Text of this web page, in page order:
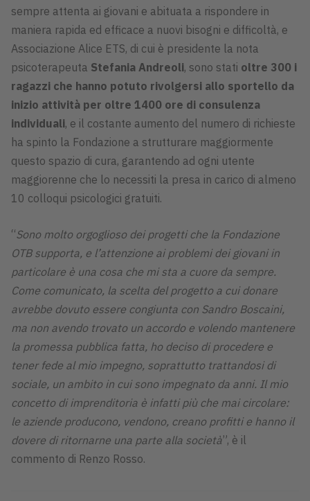
sempre attenta ai giovani e abituata a rispondere in
maniera rapida ed efficace a nuovi bisogni e difficoltà, e
Associazione Alice ETS, di cui è presidente la nota
psicoterapeuta Stefania Andreoli, sono stati oltre 300 i
ragazzi che hanno potuto rivolgersi allo sportello da
inizio attività per oltre 1400 ore di consulenza
individuali, e il costante aumento del numero di richieste
ha spinto la Fondazione a strutturare maggiormente
questo spazio di cura, garantendo ad ogni utente
maggiorenne che lo necessiti la presa in carico di almeno
10 colloqui psicologici gratuiti.
“Sono molto orgoglioso dei progetti che la Fondazione
OTB supporta, e l’attenzione ai problemi dei giovani in
particolare è una cosa che mi sta a cuore da sempre.
Come comunicato, la scelta del progetto a cui donare
avrebbe dovuto essere congiunta con Sandro Boscaini,
ma non avendo trovato un accordo e volendo mantenere
la promessa pubblica fatta, ho deciso di procedere e
tener fede al mio impegno, soprattutto trattandosi di
sociale, un ambito in cui sono impegnato da anni. Il mio
concetto di imprenditoria è infatti più che mai circolare:
le aziende producono, vendono, creano profitti e hanno il
dovere di ritornarne una parte alla società”, è il
commento di Renzo Rosso.